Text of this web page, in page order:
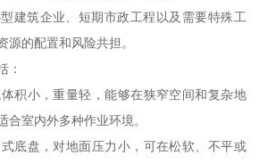
建筑企业、短期市政工程以及需要特殊工
源的配置和风险共担。
：
积小，重量轻，能够在狭窄空间和复杂地
合室内外多种作业环境。
底盘，对地面压力小，可在松软、不平或